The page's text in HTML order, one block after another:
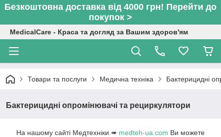
Безкоштовна доставка від 4000 грн! Перейти до
покупок >
MedicalCare - Краса та догляд за Вашим здоров'ям
Товари та послуги Медична техніка Бактерицидні
Бактерицидні опромінювачі та рециркулятори
На нашому сайті Медтехніки ➠ medteh-ua.com Ви можете